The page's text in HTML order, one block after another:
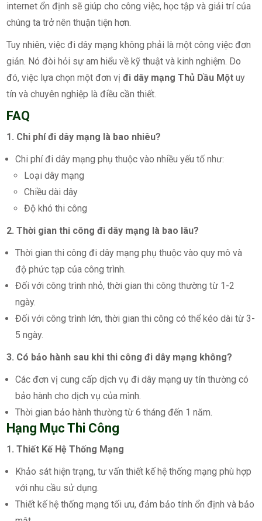
internet ổn định sẽ giúp cho công việc, học tập và giải trí của
chúng ta trở nên thuận tiện hơn.
Tuy nhiên, việc đi dây mạng không phải là một công việc đơn
giản. Nó đòi hỏi sự am hiểu về kỹ thuật và kinh nghiệm. Do
đó, việc lựa chọn một đơn vịđi dây mạng Thủ Dầu Một uy
tín và chuyên nghiệp là điều cần thiết.
FAQ
1. Chi phí đi dây mạng là bao nhiêu?
Chi phí đi dây mạng phụ thuộc vào nhiều yếu tố như:
Loại dây mạng
Chiều dài dây
Độ khó thi công
2. Thời gian thi công đi dây mạng là bao lâu?
Thời gian thi công đi dây mạng phụ thuộc vào quy mô và
độ phức tạp của công trình.
Đối với công trình nhỏ, thời gian thi công thường từ 1-2
ngày.
Đối với công trình lớn, thời gian thi công có thể kéo dài từ 3-
5 ngày.
3. Có bảo hành sau khi thi công đi dây mạng không?
Các đơn vị cung cấp dịch vụ đi dây mạng uy tín thường có
bảo hành cho dịch vụ của mình.
Thời gian bảo hành thường từ 6 tháng đến 1 năm.
Hạng Mục Thi Công
1. Thiết Kế Hệ Thống Mạng
Khảo sát hiện trạng, tư vấn thiết kế hệ thống mạng phù hợp
với nhu cầu sử dụng.
Thiết kế hệ thống mạng tối ưu, đảm bảo tính ổn định và bảo